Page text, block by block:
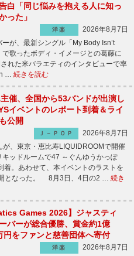
白「同じ悩みを抱える人に知っ
った」
洋楽
2026年8月7日
が、最新シングル「My Body Isn’t
で歌ったボディ・イメージとの葛藤に
れた米バラエティのインタビューで率
… 続きを読む
催、全国から53バンドが出演し
イベントのレポート到着＆ライ
公開
Ｊ－ＰＯＰ
2026年8月7日
、東京・恵比寿LIQUIDROOMで開催
キッドルームで47 ～ぐんゆうかっぽ
着。あわせて、本イベントのラストを
となった。 8月3日、4日の2 … 続き
Games 2026】ジャスティ
バーが総合優勝、賞金約1億
円をファンと慈善団体へ寄付
洋楽
2026年8月7日